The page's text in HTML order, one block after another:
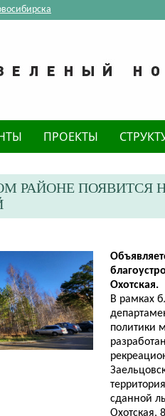
ПРОЕКТЫ
РАЙОНЕ ПОЯВИТСЯ
Охотская.
В рамках
политики
сданной
Охотская,